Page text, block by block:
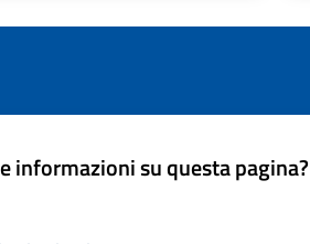
informazioni su questa pagina?